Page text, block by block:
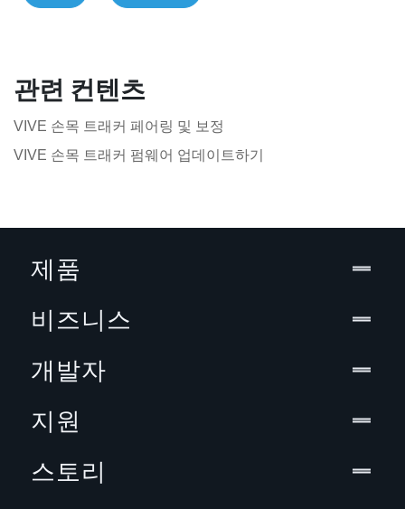
관련 컨텐츠
VIVE 손목 트래커 페어링 및 보정
VIVE 손목 트래커 펌웨어 업데이트하기
제품
비즈니스
개발자
지원
스토리